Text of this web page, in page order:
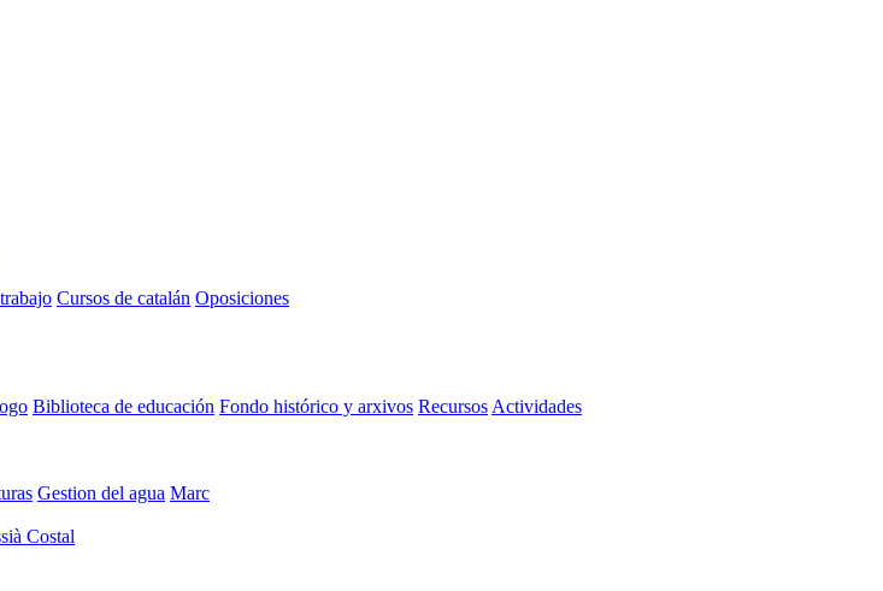
Cursos de catalán Oposiciones
Biblioteca de educación Fondo histórico y arxivos Recursos Actividades
Gestion del agua Marc
Costal